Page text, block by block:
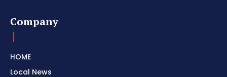
Company
HOME
Local News